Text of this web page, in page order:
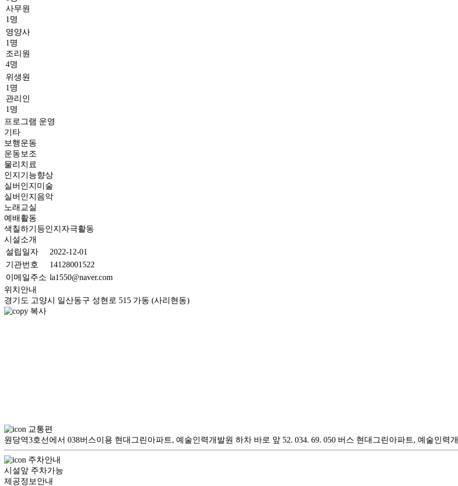
사무원
1명
영양사
1명
조리원
4명
위생원
1명
관리인
1명
프로그램 운영
기타
보행운동
운동보조
물리치료
인지기능향상
실버인지미술
실버인지음악
노래교실
예배활동
색칠하기등인지자극활동
시설소개
설립일자
2022-12-01
기관번호
14128001522
이메일주소 la1550@naver.com
위치안내
경기도 고양시 일산동구 성현로 515 가동 (사리현동)
복사
교통편
원당역3호선에서 038버스이용 현대그린아파트, 예술인력개발원 하차 바로 앞 52. 034. 69. 050 버스 현대그린아파트, 예술인력
주차안내
시설앞 주차가능
제공정보안내